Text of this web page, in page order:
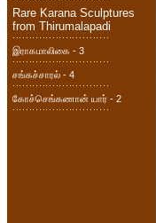
Rare Karana Sculptures
from Thirumalapadi
இராகமாலிகை - 3
சங்கச்சாரல் - 4
கோச்செங்கணான் யார் - 2